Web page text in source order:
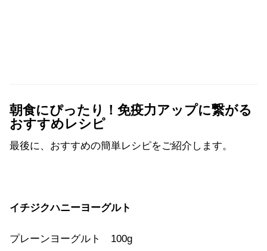
朝食にぴったり！免疫力アップに繋がる
おすすめレシピ
最後に、おすすめの簡単レシピをご紹介します。
イチジクハニーヨーグルト
プレーンヨーグルト 100g